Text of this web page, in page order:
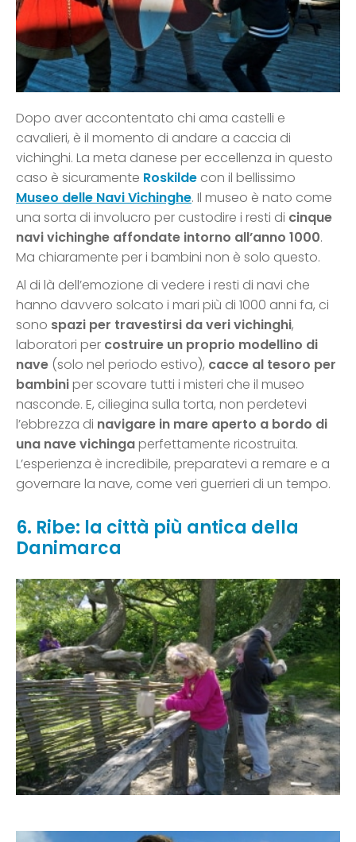
Dopo aver accontentato chi ama castelli e
cavalieri, è il momento di andare a caccia di
vichinghi. La meta danese per eccellenza in questo
caso è sicuramente Roskilde con il bellissimo
Museo delle Navi Vichinghe. Il museo è nato come
una sorta di involucro per custodire i resti di cinque
navi vichinghe affondate intorno all’anno 1000.
Ma chiaramente per i bambini non è solo questo.
Al di là dell’emozione di vedere i resti di navi che
hanno davvero solcato i mari più di 1000 anni fa, ci
sono spazi per travestirsi da veri vichinghi,
laboratori per costruire un proprio modellino di
nave (solo nel periodo estivo), cacce al tesoro per
bambiniper scovare tutti i misteri che il museo
nasconde. E, ciliegina sulla torta, non perdetevi
l’ebbrezza di navigare in mare aperto a bordo di
una nave vichingaperfettamente ricostruita.
L’esperienza è incredibile, preparatevi a remare e a
governare la nave, come veri guerrieri di un tempo.
6. Ribe: la città più antica della
Danimarca